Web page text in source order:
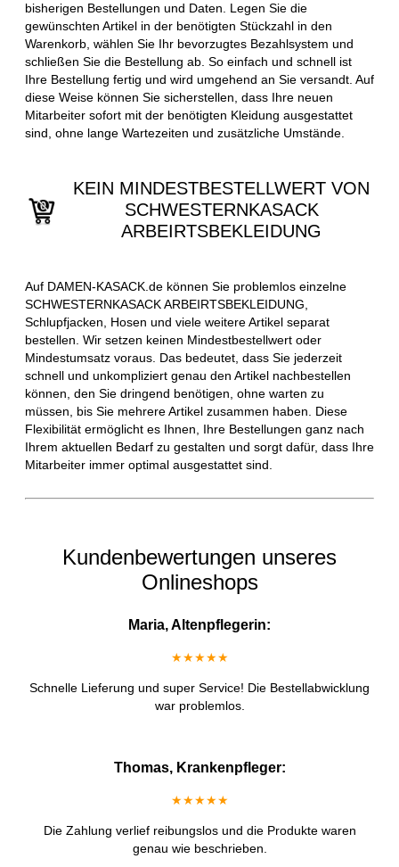
bisherigen Bestellungen und Daten. Legen Sie die
gewünschten Artikel in der benötigten Stückzahl in den
Warenkorb, wählen Sie Ihr bevorzugtes Bezahlsystem und
schließen Sie die Bestellung ab. So einfach und schnell ist
Ihre Bestellung fertig und wird umgehend an Sie versandt. Auf
diese Weise können Sie sicherstellen, dass Ihre neuen
Mitarbeiter sofort mit der benötigten Kleidung ausgestattet
sind, ohne lange Wartezeiten und zusätzliche Umstände.
KEIN MINDESTBESTELLWERT VON
SCHWESTERNKASACK
ARBEIRTSBEKLEIDUNG
Auf DAMEN-KASACK.de können Sie problemlos einzelne
SCHWESTERNKASACK ARBEIRTSBEKLEIDUNG,
Schlupfjacken, Hosen und viele weitere Artikel separat
bestellen. Wir setzen keinen Mindestbestellwert oder
Mindestumsatz voraus. Das bedeutet, dass Sie jederzeit
schnell und unkompliziert genau den Artikel nachbestellen
können, den Sie dringend benötigen, ohne warten zu
müssen, bis Sie mehrere Artikel zusammen haben. Diese
Flexibilität ermöglicht es Ihnen, Ihre Bestellungen ganz nach
Ihrem aktuellen Bedarf zu gestalten und sorgt dafür, dass Ihre
Mitarbeiter immer optimal ausgestattet sind.
Kundenbewertungen unseres
Onlineshops
Maria, Altenpflegerin:
★★★★★
Schnelle Lieferung und super Service! Die Bestellabwicklung
war problemlos.
Thomas, Krankenpfleger:
★★★★★
Die Zahlung verlief reibungslos und die Produkte waren
genau wie beschrieben.